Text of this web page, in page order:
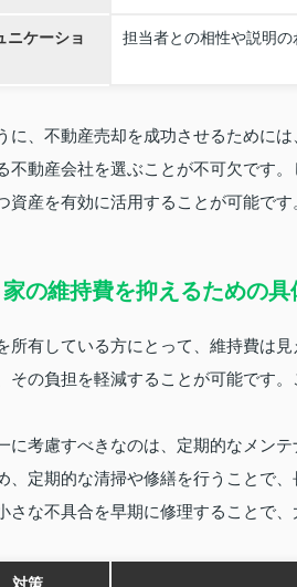
ニケーショ
担当者との相性や説明の
に、不動産売却を成功させるために
不動産会社を選ぶことが不可欠です
資産を有効に活用することが可能です
の維持費を抑えるための
所有している方にとって、維持費は
その負担を軽減することが可能です
に考慮すべきなのは、定期的なメン
、定期的な清掃や修繕を行うことで
さな不具合を早期に修理することで